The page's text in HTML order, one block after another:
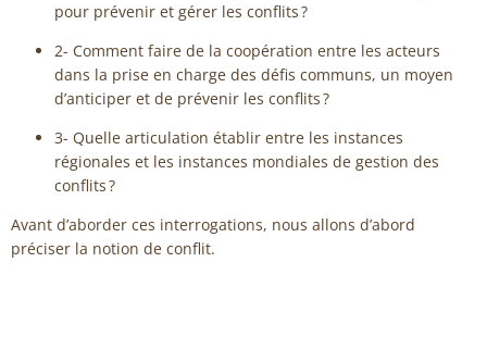
pour prévenir et gérer les conflits ?
2- Comment faire de la coopération entre les acteurs
dans la prise en charge des défis communs, un moyen
d’anticiper et de prévenir les conflits ?
3- Quelle articulation établir entre les instances
régionales et les instances mondiales de gestion des
conflits ?
Avant d’aborder ces interrogations, nous allons d’abord
préciser la notion de conflit.